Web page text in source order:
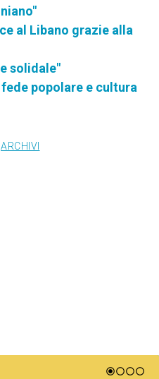
al Libano grazie alla
solidale"
popolare e cultura
ARCHIVI